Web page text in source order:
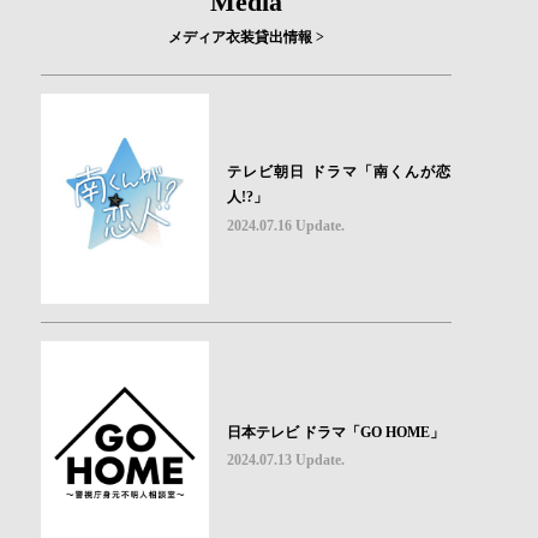
メディア衣装貸出情報 >
テレビ朝日 ドラマ「南くんが恋
人!?」
2024.07.16 Update.
日本テレビ ドラマ「GO HOME」
2024.07.13 Update.